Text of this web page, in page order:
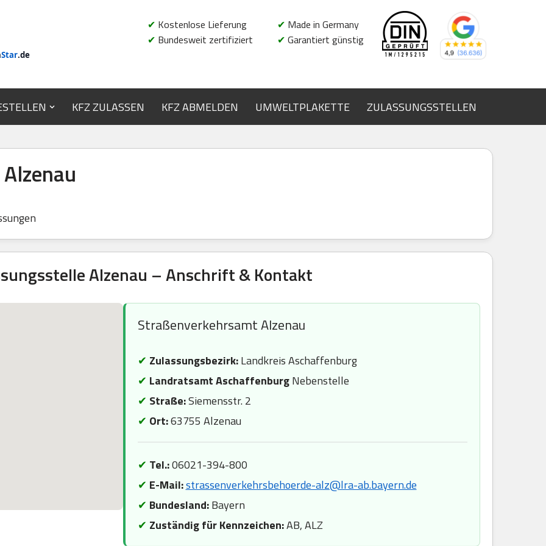
Star.de
✔ Kostenlose Lieferung
✔ Bundesweit zertifiziert
✔ Made in Germany
✔ Garantiert günstig
KFZ ZULASSEN KFZ ABMELDEN UMWELTPLAKETTE ZULASSUNGSSTELLEN
Alzenau – Anschrift & Kontakt
Straßenverkehrsamt Alzenau
✔ Zulassungsbezirk:Landkreis Aschaffenburg
✔ Landratsamt AschaffenburgNebenstelle
✔ Straße:Siemensstr. 2
✔ Ort:63755 Alzenau
✔ Tel.:06021-394-800
✔ E-Mail:strassenverkehrsbehoerde-alz@lra-ab.bayern.de
✔ Bundesland:Bayern
✔ Zuständig für Kennzeichen:AB, ALZ